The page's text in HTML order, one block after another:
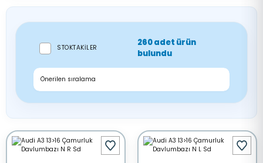
STOKTAKILER
260 adet ürün
bulundu